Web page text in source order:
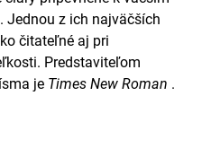
Jednou z ich najväčších
čitateľné aj pri
Predstaviteľom
je Times New Roman .